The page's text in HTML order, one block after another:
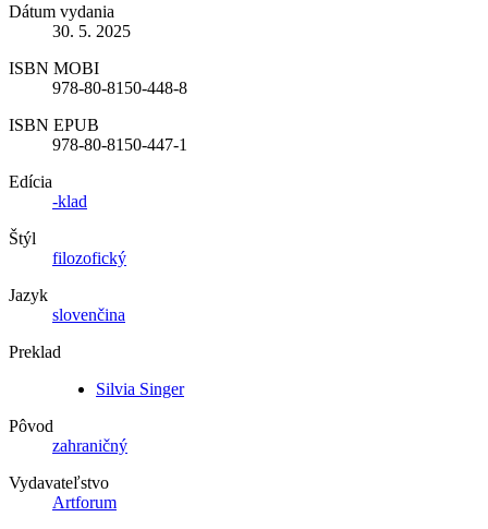
Dátum vydania
30. 5. 2025
ISBN MOBI
978-80-8150-448-8
ISBN EPUB
978-80-8150-447-1
Edícia
-klad
Štýl
filozofický
Jazyk
slovenčina
Preklad
Silvia Singer
Pôvod
zahraničný
Vydavateľstvo
Artforum